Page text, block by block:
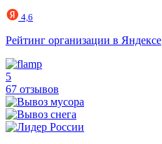
4,6
Рейтинг организации в Яндексе
5
67 отзывов